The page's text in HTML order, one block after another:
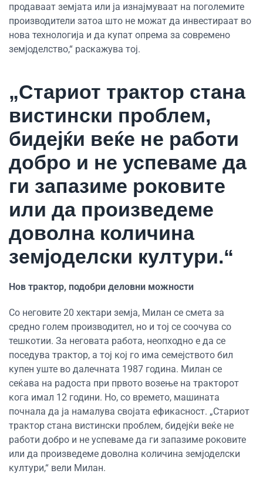
продаваат земјата или ја изнајмуваат на поголемите
производители затоа што не можат да инвестираат во
нова технологија и да купат опрема за современо
земјоделство,“ раскажува тој.
„Стариот трактор стана
вистински проблем,
бидејќи веќе не работи
добро и не успеваме да
ги запазиме роковите
или да произведеме
доволна количина
земјоделски култури.“
Нов трактор, подобри деловни можности
Со неговите 20 хектари земја, Милан се смета за
средно голем производител, но и тој се соочува со
тешкотии. За неговата работа, неопходно е да се
поседува трактор, а тој кој го има семејството бил
купен уште во далечната 1987 година. Милан се
сеќава на радоста при првото возење на тракторот
кога имал 12 години. Но, со времето, машината
почнала да ја намалува својата ефикасност. „Стариот
трактор стана вистински проблем, бидејќи веќе не
работи добро и не успеваме да ги запазиме роковите
или да произведеме доволна количина земјоделски
култури,“ вели Милан.